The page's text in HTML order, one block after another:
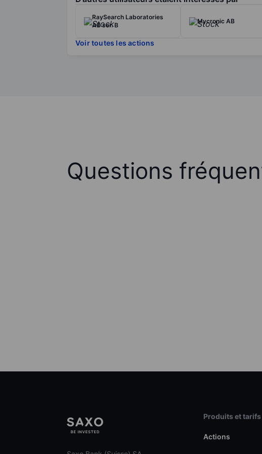
RaySearch Laboratories
AB ser. B
Mycronic AB
Voir toutes les actions
Questions
Produits et tarifs
Actions